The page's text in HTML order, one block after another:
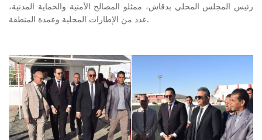
رئيس المجلس المحلي بدقاش، ممثلو المصالح الأمنية والحماية المدنية،
عدد من الإطارات المحلية وعمدة المنطقة.